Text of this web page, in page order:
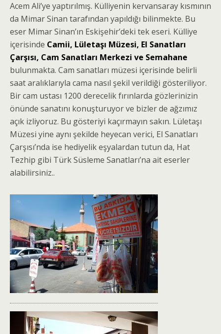
Acem Ali’ye yaptırılmış. Külliyenin kervansaray kısmının
da Mimar Sinan tarafından yapıldığı bilinmekte. Bu
eser Mimar Sinan’ın Eskişehir’deki tek eseri. Külliye
içerisinde Camii, Lületaşı Müzesi, El Sanatları
Çarşısı, Cam Sanatları Merkezi ve Semahane
bulunmakta. Cam sanatları müzesi içerisinde belirli
saat aralıklarıyla cama nasıl şekil verildiği gösteriliyor.
Bir cam ustası 1200 derecelik fırınlarda gözlerinizin
önünde sanatını konuşturuyor ve bizler de ağzımız
açık izliyoruz. Bu gösteriyi kaçırmayın sakın. Lületaşı
Müzesi yine aynı şekilde heyecan verici, El Sanatları
Çarşısı’nda ise hediyelik eşyalardan tutun da, Hat
Tezhip gibi Türk Süsleme Sanatları’na ait eserler
alabilirsiniz..